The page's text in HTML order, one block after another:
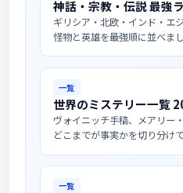
神話・宗教・伝説 最強
ギリシア・北欧・インド・エ
怪物と英雄を最強順に並べまし
一覧
世界のミステリー一覧
ヴォイニッチ手稿、メアリー
どこまでが事実かを切り分け
一覧